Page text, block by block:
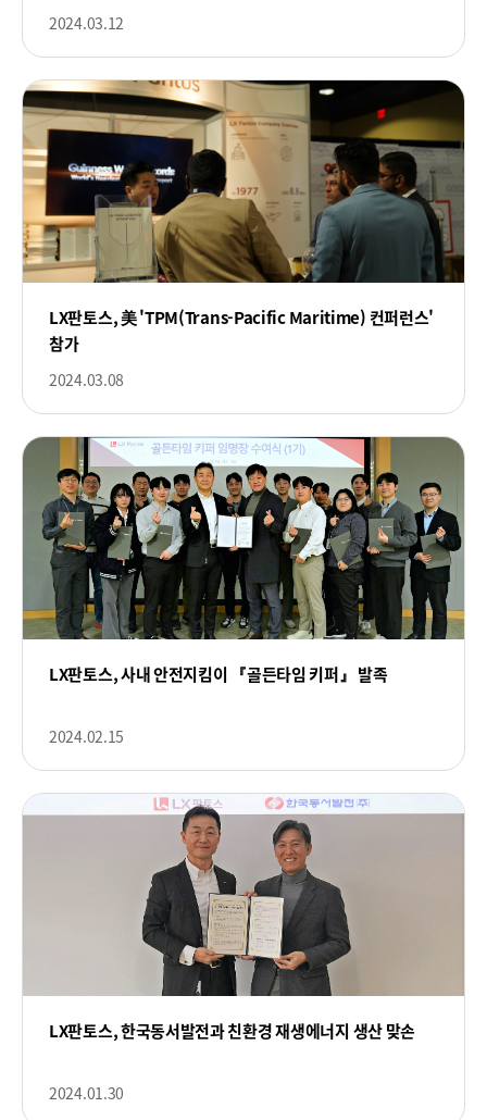
2024.03.12
LX판토스, 美 'TPM(Trans-Pacific Maritime) 컨퍼런스'
참가
2024.03.08
LX판토스, 사내 안전지킴이 『골든타임 키퍼』 발족
2024.02.15
LX판토스, 한국동서발전과 친환경 재생에너지 생산 맞손
2024.01.30